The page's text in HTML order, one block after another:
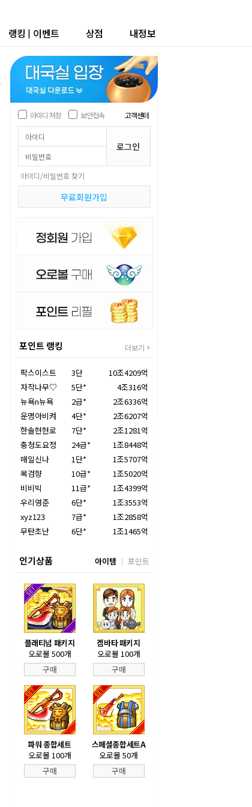
랭킹 | 이벤트 상점 내정보
아이디 저장 보안접속 고객센터
아이디/비밀번호 찾기
무료회원가입
포인트 랭킹 더보기
팍스이스트 3단
10조4209억
자작나무♡
5단*
4조316억
뉴욕n뉴욕
2급*
2조6336억
운명아비켜
4단*
2조6207억
한솔현현로
7단*
2조1281억
충청도요정
24급*
1조8448억
매일신나
1단*
1조5707억
목검향
10급*
1조5020억
비비빅
11급*
1조4399억
우리영준
6단*
1조3553억
xyz123
7급*
1조2858억
무탄초난
6단* 1조1465억
인기상품 아이템 포인트
플래티넘 패키지
오로볼 500개
구매
겜바타 패키지
오로볼 100개
구매
파워 종합세트
오로볼 100개
구매
스페셜종합세트A
오로볼 50개
구매